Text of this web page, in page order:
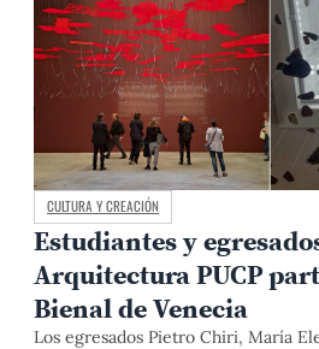
CULTURA Y CREACIÓN
Estudiantes y
Arquitectura PUCP
Bienal de Venecia
Los egresados Pietro Chiri, María